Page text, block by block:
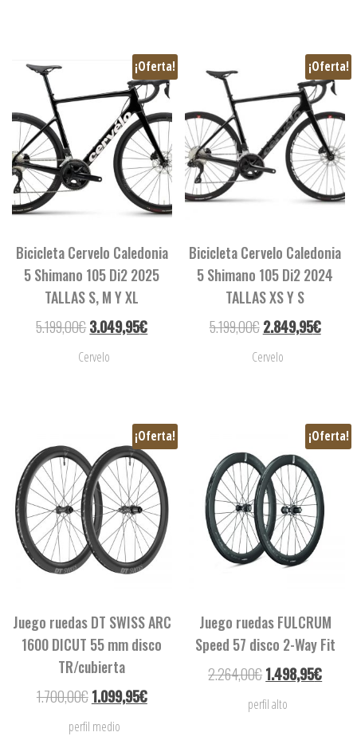
¡Oferta!
Bicicleta Cervelo Caledonia
5 Shimano 105 Di2 2025
TALLAS S, M Y XL
5.199,00€3.049,95€
Cervelo
¡Oferta!
Bicicleta Cervelo Caledonia
5 Shimano 105 Di2 2024
TALLAS XS Y S
5.199,00€ 2.849,95€
Cervelo
¡Oferta!
Juego ruedas DT SWISS ARC
1600 DICUT 55 mm disco
TR/cubierta
1.700,00€1.099,95€
perfil medio
¡Oferta!
Juego ruedas FULCRUM
Speed 57 disco 2-Way Fit
2.264,00€1.498,95€
perfil alto